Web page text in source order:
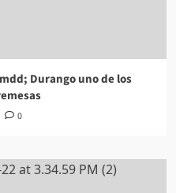
Durango uno de los
0